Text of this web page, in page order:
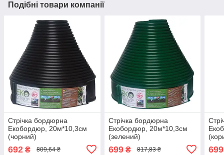
Подібні товари компанії
Стрічка бордюрна
Екобордюр, 20м*10,3см
(чорний)
692 ₴ 809,64 ₴
Стрічка бордюрна
Екобордюр, 20м*10,3см
(зелений)
699₴ 817,83 ₴ 699